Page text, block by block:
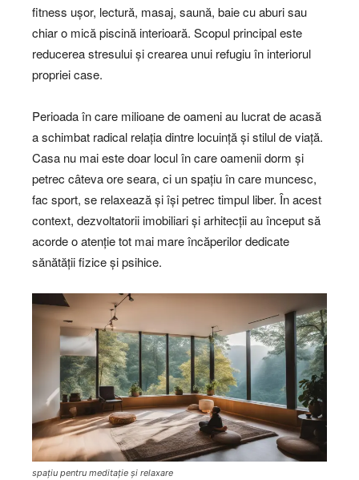
fitness ușor, lectură, masaj, saună, baie cu aburi sau
chiar o mică piscină interioară. Scopul principal este
reducerea stresului și crearea unui refugiu în interiorul
propriei case.
Perioada în care milioane de oameni au lucrat de acasă
a schimbat radical relația dintre locuință și stilul de viață.
Casa nu mai este doar locul în care oamenii dorm și
petrec câteva ore seara, ci un spațiu în care muncesc,
fac sport, se relaxează și își petrec timpul liber. În acest
context, dezvoltatorii imobiliari și arhitecții au început să
acorde o atenție tot mai mare încăperilor dedicate
sănătății fizice și psihice.
spațiu pentru meditație și relaxare